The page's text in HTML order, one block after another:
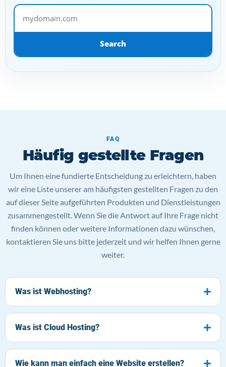
mydomain.com
Search
FAQ
Häufig gestellte Fragen
Um Ihnen eine fundierte Entscheidung zu erleichtern, haben
wir eine Liste unserer am häufigsten gestellten Fragen zu den
auf dieser Seite aufgeführten Produkten und Dienstleistungen
zusammengestellt. Wenn Sie die Antwort auf Ihre Frage nicht
finden können oder weitere Informationen dazu wünschen,
kontaktieren Sie uns bitte jederzeit und wir helfen Ihnen gerne
weiter.
Was ist Webhosting?
Was ist Cloud Hosting?
Wie kann man einfach eine Website erstellen?